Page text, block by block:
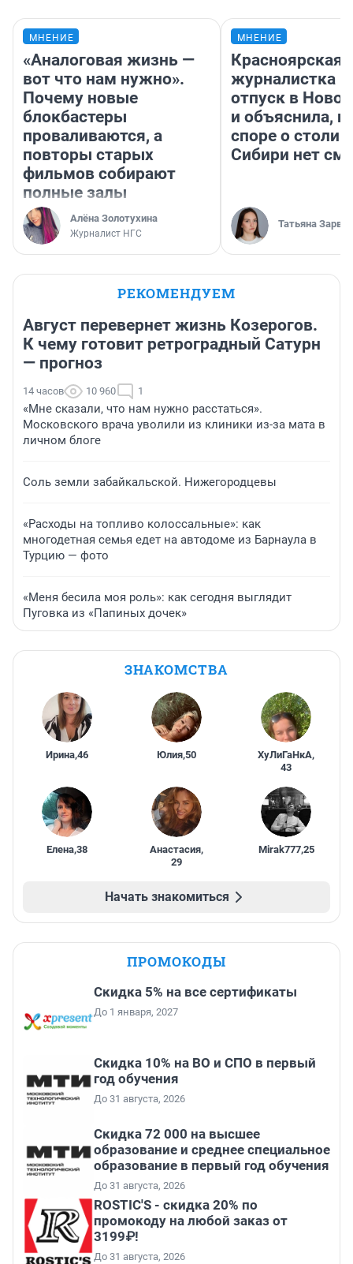
МНЕНИЕ
«Аналоговая жизнь —
вот что нам нужно».
Почему новые
блокбастеры
проваливаются, а
повторы старых
фильмов собирают
полные залы
Алёна Золотухина
Журналист НГС
МНЕНИЕ
Красноярская
журналистка
отпуск в
и объяснила,
споре о
Сибири нет
Татьяна Зарва
РЕКОМЕНДУЕМ
Август перевернет жизнь Козерогов.
К чему готовит ретроградный Сатурн
— прогноз
14 часов 10 960 1
«Мне сказали, что нам нужно расстаться».
Московского врача уволили из клиники из-за мата в
личном блоге
Соль земли забайкальской. Нижегородцевы
«Расходы на топливо колоссальные»: как
многодетная семья едет на автодоме из Барнаула в
Турцию — фото
«Меня бесила моя роль»: как сегодня выглядит
Пуговка из «Папиных дочек»
ЗНАКОМСТВА
Ирина,46 Юлия,50 ХуЛиГаНкА,
43
Елена,38 Анастасия,
29
Mirak777,25
Начать знакомиться
ПРОМОКОДЫ
Скидка 5% на все сертификаты
До 1 января, 2027
Скидка 10% на ВО и СПО в первый
год обучения
До 31 августа, 2026
Скидка 72 000 на высшее
образование и среднее специальное
образование в первый год обучения
До 31 августа, 2026
ROSTIC'S - скидка 20% по
промокоду на любой заказ от
3199₽!
До 31 августа, 2026